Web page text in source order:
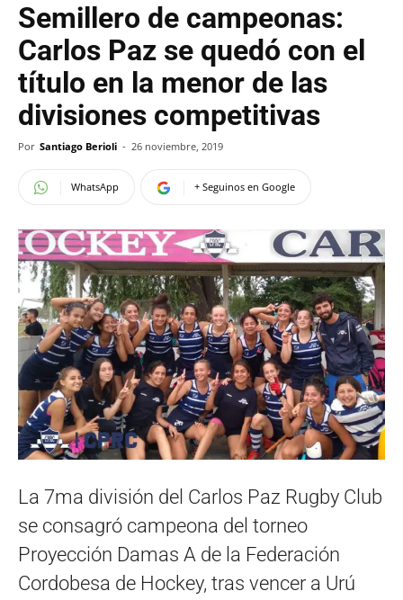
Semillero de campeonas:
Carlos Paz se quedó con el
título en la menor de las
divisiones competitivas
Por Santiago Berioli - 26 noviembre, 2019
WhatsApp + Seguinos en Google
La 7ma división del Carlos Paz Rugby Club
se consagró campeona del torneo
Proyección Damas A de la Federación
Cordobesa de Hockey, tras vencer a Urú